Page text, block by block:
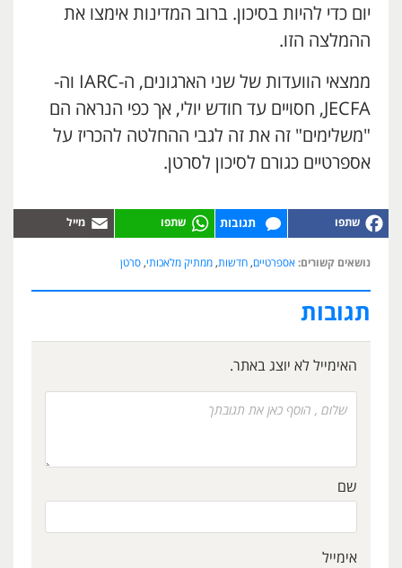
יום כדי להיות בסיכון. ברוב המדינות אימצו את
ההמלצה הזו.
ממצאי הוועדות של שני הארגונים, ה-IARC וה-
JECFA, חסויים עד חודש יולי, אך כפי הנראה הם
"משלימים" זה את זה לגבי ההחלטה להכריז על
אספרטיים כגורם לסיכון לסרטן.
תגובות
נושאים קשורים: אספרטיים, חדשות, ממתיק מלאכותי, סרטן
תגובות
האימייל לא יוצג באתר.
שם
אימייל